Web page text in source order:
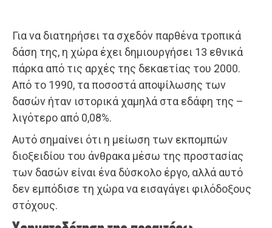
Για να διατηρήσει τα σχεδόν παρθένα τροπικά
δάση της, η χώρα έχει δημιουργήσει 13 εθνικά
πάρκα από τις αρχές της δεκαετίας του 2000.
Από το 1990, τα ποσοστά αποψίλωσης των
δασών ήταν ιστορικά χαμηλά στα εδάφη της –
λιγότερο από 0,08%.
Αυτό σημαίνει ότι η μείωση των εκπομπών
διοξειδίου του άνθρακα μέσω της προστασίας
των δασών είναι ένα δύσκολο έργο, αλλά αυτό
δεν εμπόδισε τη χώρα να εισαγάγει φιλόδοξους
στόχους.